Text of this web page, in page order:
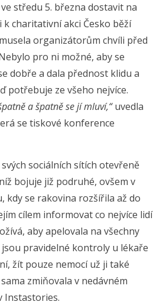
středu 5. března dostavit na
charitativní akci Česko běží
organizátorům chvíli před
pro ni možné, aby se
dobře a dala přednost klidu a
potřebuje ze všeho nejvíce.
a špatně se jí mluví,“uvedla
se tiskové konference
sociálních sítích otevřeně
bojuje již podruhé, ovšem v
kdy se rakovina rozšířila až do
cílem informovat co nejvíce lidí
aby apelovala na všechny
pravidelné kontroly u lékaře
žít pouze nemocí už ji také
zmiňovala v nedávném
Instastories.